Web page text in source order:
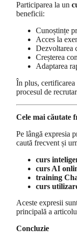
Participarea la un
beneficii:
Cunoștințe
Acces la
Dezvoltarea
Creșterea
Adaptarea
În plus, certificarea
procesul de
Cele mai căutate
Pe lângă expresia
caută frecvent și
curs
curs AI
training
curs
Aceste expresii
principală a
Concluzie